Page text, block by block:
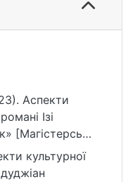
Аспекти
Ізі
[Магістерська
культурної